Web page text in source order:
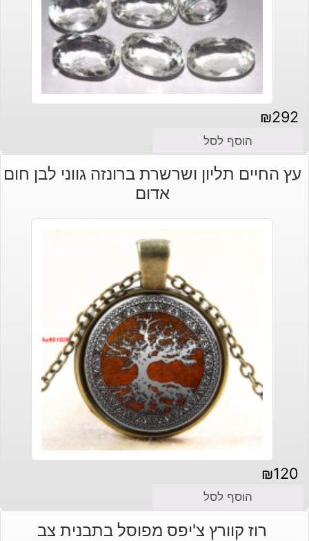
₪292
הוסף לסל
עץ החיים תליון ושרשרת ברונזה גווני לבן חום
אדום
₪120
הוסף לסל
רוז קוורץ צ'יפס מפוסל בתבנית צב